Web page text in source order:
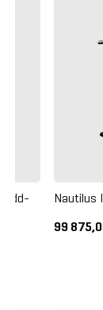
add-
Nautilus
99